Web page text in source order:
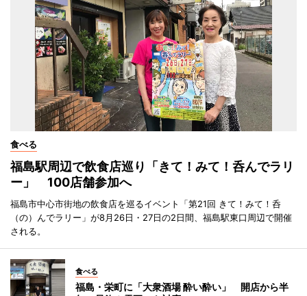
食べる
福島駅周辺で飲食店巡り「きて！みて！呑んでラリ
ー」 100店舗参加へ
福島市中心市街地の飲食店を巡るイベント「第21回 きて！みて！呑
（の）んでラリー」が8月26日・27日の2日間、福島駅東口周辺で開催
される。
食べる
福島・栄町に「大衆酒場 酔い酔い」 開店から半